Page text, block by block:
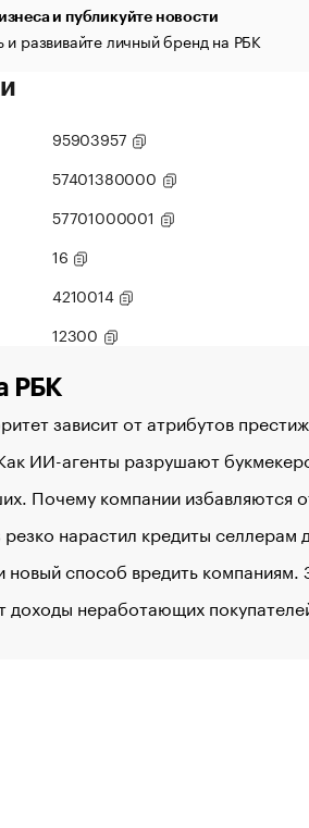
и публикуйте новости
развивайте личный бренд на РБК
95903957
57401380000
57701000001
16
4210014
12300
РБК
зависит от атрибутов
ИИ-агенты разрушают
Почему компании избавляются
нарастил кредиты селлерам
новый способ вредить компаниям.
доходы неработающих